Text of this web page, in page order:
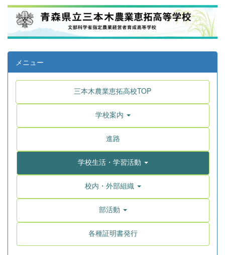
メニュー
三本木農業恵拓高校TOP
学校案内
進路
学校生活・学習活動
校内・外部組織
部活動
各種証明書発行